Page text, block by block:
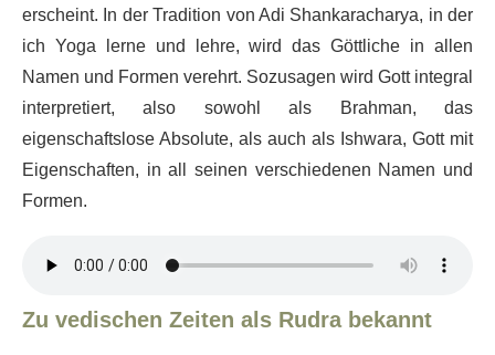
erscheint. In der Tradition von Adi Shankaracharya, in der
ich Yoga lerne und lehre, wird das Göttliche in allen
Namen und Formen verehrt. Sozusagen wird Gott integral
interpretiert, also sowohl als Brahman, das
eigenschaftslose Absolute, als auch als Ishwara, Gott mit
Eigenschaften, in all seinen verschiedenen Namen und
Formen.
Zu vedischen Zeiten als Rudra bekannt